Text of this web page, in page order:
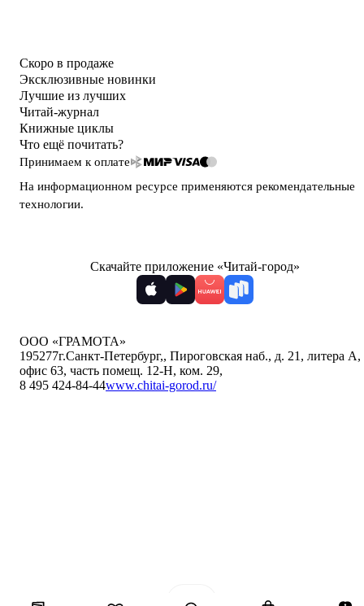
Скоро в продаже
Эксклюзивные новинки
Лучшие из лучших
Читай-журнал
Книжные циклы
Что ещё почитать?
Принимаем к оплате
На информационном ресурсе применяются рекомендательные
технологии.
Скачайте приложение «Читай-город»
ООО «ГРАМОТА»
195277г.Санкт-Петербург,, Пироговская наб., д. 21, литера А,
офис 63, часть помещ. 12-Н, ком. 29,
8 495 424-84-44www.chitai-gorod.ru/